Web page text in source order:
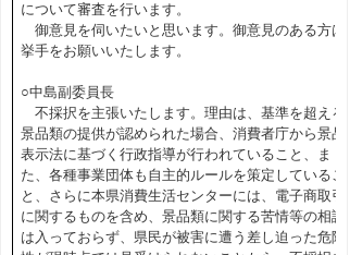
について審査を行います。
御意見を伺いたいと思います。御意見のある方は
挙手をお願いいたします。
○中島副委員長
不採択を主張いたします。理由は、基準を超える
景品類の提供が認められた場合、消費者庁から景品
表示法に基づく行政指導が行われていること、ま
た、各種事業団体も自主的ルールを策定しているこ
と、さらに本県消費生活センターには、電子商取引
に関するものを含め、景品類に関する苦情等の相談
は入っておらず、県民が被害に遭う差し迫った危険